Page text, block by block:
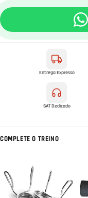
Entrega Expresso
SAT Dedicado
COMPLETE O TREINO